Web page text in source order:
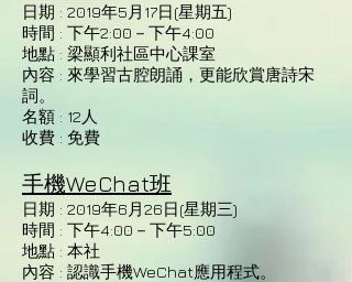
日期 : 2019年5月17日(星期五)
時間 : 下午2:00－下午4:00
地點 : 梁顯利社區中心課室
內容 : 來學習古腔朗誦，更能欣賞唐詩宋
詞。
名額 : 12人
收費 : 免費
手機WeChat班
日期 : 2019年6月26日(星期三)
時間 : 下午4:00－下午5:00
地點 : 本社
內容 : 認識手機WeChat應用程式。